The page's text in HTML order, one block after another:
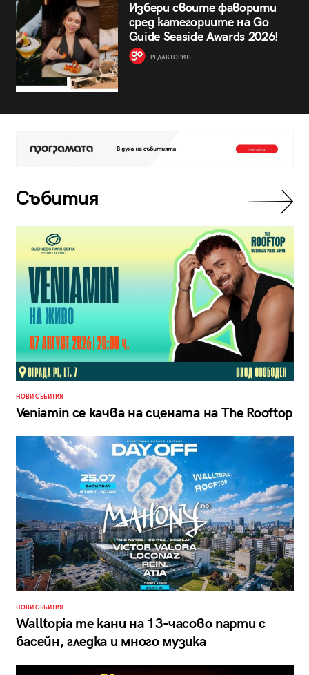
Избери своите фаворити
сред категориите на Go
Guide Seaside Awards 2026!
РЕДАКТОРИТЕ
Събития
НОВИ СЪБИТИЯ
Veniamin се качва на сцената на The Rooftop
НОВИ СЪБИТИЯ
Walltopia те кани на 13-часово парти с
басейн, гледка и много музика